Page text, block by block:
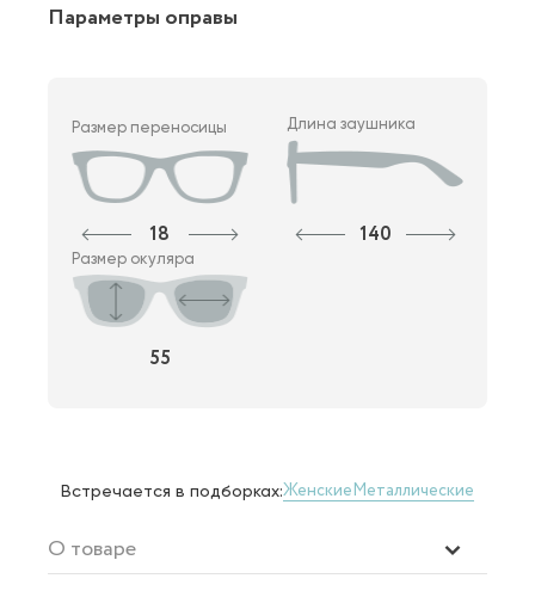
Параметры оправы
Размер переносицы
18
Длина заушника
140
Размер окуляра
55
Встречается в подборках:ЖенскиеМеталлические
О товаре